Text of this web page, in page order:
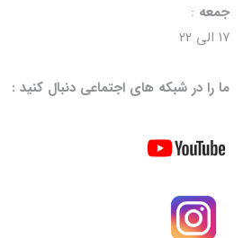
جمعه :
۱۷ الی ۲۲
ما را در شبکه های اجتماعی دنبال کنید :